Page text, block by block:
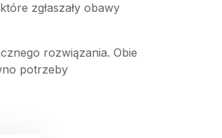
zgłaszały obawy
rozwiązania. Obie
potrzeby